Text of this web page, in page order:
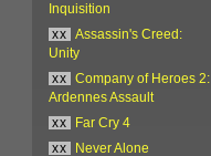
Inquisition
xx
Assassin's Creed:
Unity
xx
Company of Heroes 2:
Ardennes Assault
xx
Far Cry 4
xx
Never Alone